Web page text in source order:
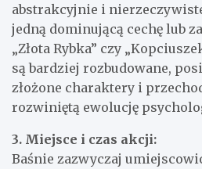
abstrakcyjnie i
jedną dominującą cechę lub
„Złota Rybka” czy
są bardziej rozbudowane,
złożone charaktery i
rozwiniętą ewolucję
3. Miejsce i czas akcji:
Baśnie zazwyczaj